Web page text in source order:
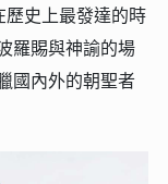
歷史上最發達的時
羅賜與神諭的場
國內外的朝聖者